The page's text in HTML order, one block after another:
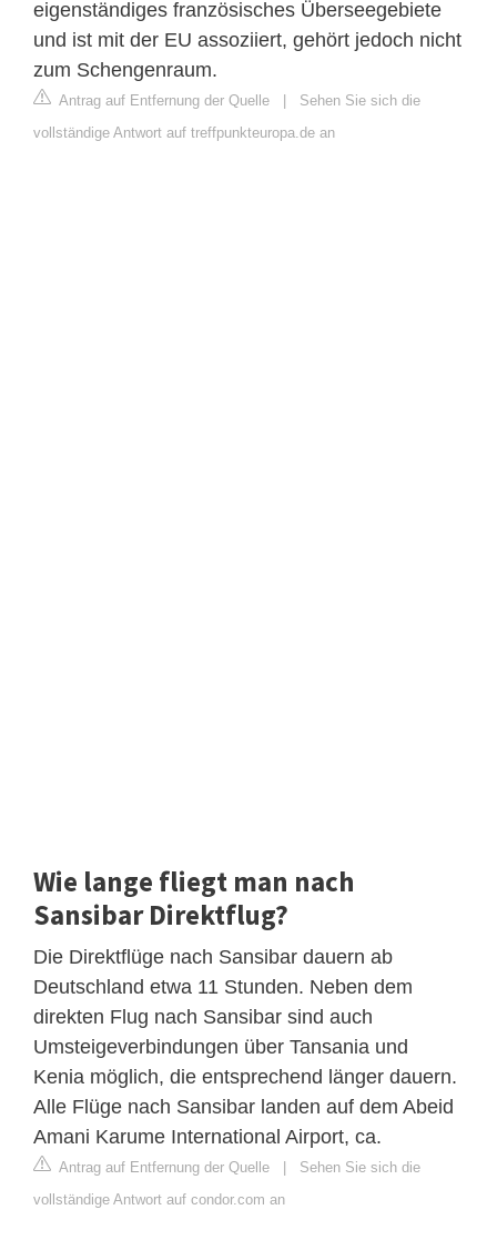
eigenständiges französisches Überseegebiete
und ist mit der EU assoziiert, gehört jedoch nicht
zum Schengenraum.
Antrag auf Entfernung der Quelle | Sehen Sie sich die
vollständige Antwort auf treffpunkteuropa.de an
Wie lange fliegt man nach
Sansibar Direktflug?
Die Direktflüge nach Sansibar dauern ab
Deutschland etwa 11 Stunden. Neben dem
direkten Flug nach Sansibar sind auch
Umsteigeverbindungen über Tansania und
Kenia möglich, die entsprechend länger dauern.
Alle Flüge nach Sansibar landen auf dem Abeid
Amani Karume International Airport, ca.
Antrag auf Entfernung der Quelle | Sehen Sie sich die
vollständige Antwort auf condor.com an